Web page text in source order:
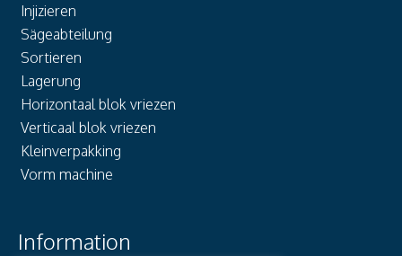
Injizieren
Sägeabteilung
Sortieren
Lagerung
Horizontaal blok vriezen
Verticaal blok vriezen
Kleinverpakking
Vorm machine
Information